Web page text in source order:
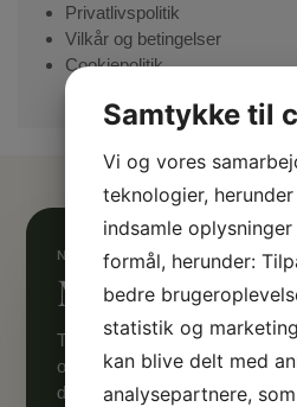
Privatlivspolitik
Vilkår og betingelser
Cookiepolitik
Mangler du
Tilmeld dig Sølund Huses
og gør-det-selv-råd direkte i
de bedste artikler med
Samtykke til
Vi og vores
teknologier,
indsamle
formål, herunder:
bedre
statistik og
kan blive delt med
analysepartnere,